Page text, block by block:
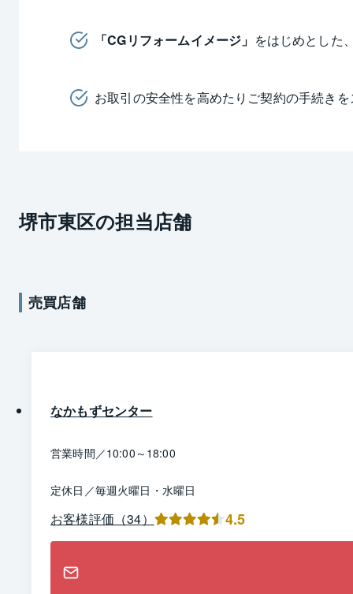
「CGリフォームイメージ」 をはじめとした
お取引の安全性を高めたりご契約の手続き
堺市東区の担当店舗
売買店舗
なかもずセンター
営業時間／10:00～18:00
定休日／毎週火曜日・水曜日
お客様評価（34） 4.5